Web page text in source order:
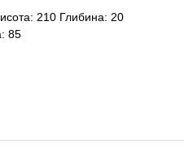
210 Глибина: 20
85